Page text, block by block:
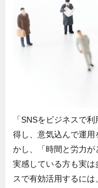
「SNSをビジネスで
得し、意気込んで運
かし、「時間と労力
実感している方も実
スで有効活用するに